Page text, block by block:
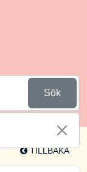
Sök
TILLBAKA